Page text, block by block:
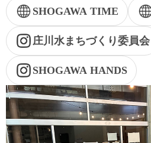
SHOGAWA TIME
庄川水まちづくり委員会
SHOGAWA HANDS